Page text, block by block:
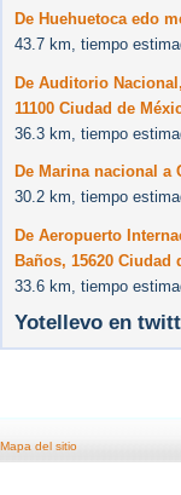
De Huehuetoca edo
43.7 km, tiempo
De Auditorio
11100 Ciudad de
36.3 km, tiempo
De Marina nacional a
30.2 km, tiempo
De Aeropuerto
Baños, 15620 Ciudad
33.6 km, tiempo
Yotellevo en
Mapa del sitio